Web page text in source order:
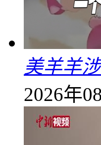
美羊羊
2026年